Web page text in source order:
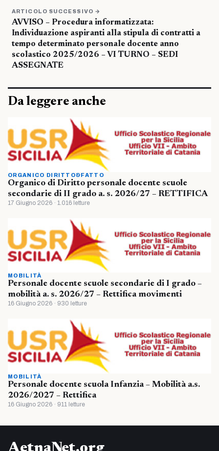
ARTICOLO SUCCESSIVO →
AVVISO – Procedura informatizzata:
Individuazione aspiranti alla stipula di contratti a
tempo determinato personale docente anno
scolastico 2025/2026 – VI TURNO – SEDI
ASSEGNATE
Da leggere anche
ORGANICO DIRITTO&FATTO
Organico di Diritto personale docente scuole
secondarie di II grado a. s. 2026/27 – RETTIFICA
17 Giugno 2026 · 1.016 letture
MOBILITÀ
Personale docente scuole secondarie di I grado –
mobilità a. s. 2026/27 – Rettifica movimenti
16 Giugno 2026 · 930 letture
MOBILITÀ
Personale docente scuola Infanzia – Mobilità a.s.
2026/2027 – Rettifica
16 Giugno 2026 · 911 letture